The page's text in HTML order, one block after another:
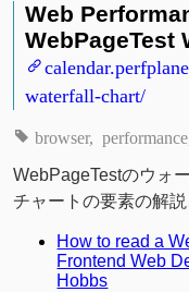
Web
WebPageTest
waterfall-chart/
browser performance
WebPageTestのウォ
チャートの要素の解
How to read a
Frontend Web
Hobbs